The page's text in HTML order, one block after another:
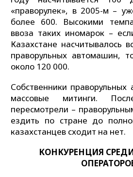
«праворулек», в 2005-м –
более 600. Высокими
ввоза таких иномарок –
Казахстане насчитывалось
праворульных автомашин,
около 120 000.
Собственники праворульных
массовые митинги.
пересмотрели –
ездить по стране до
казахстанцев сходит на нет.
КОНКУРЕНЦИЯ